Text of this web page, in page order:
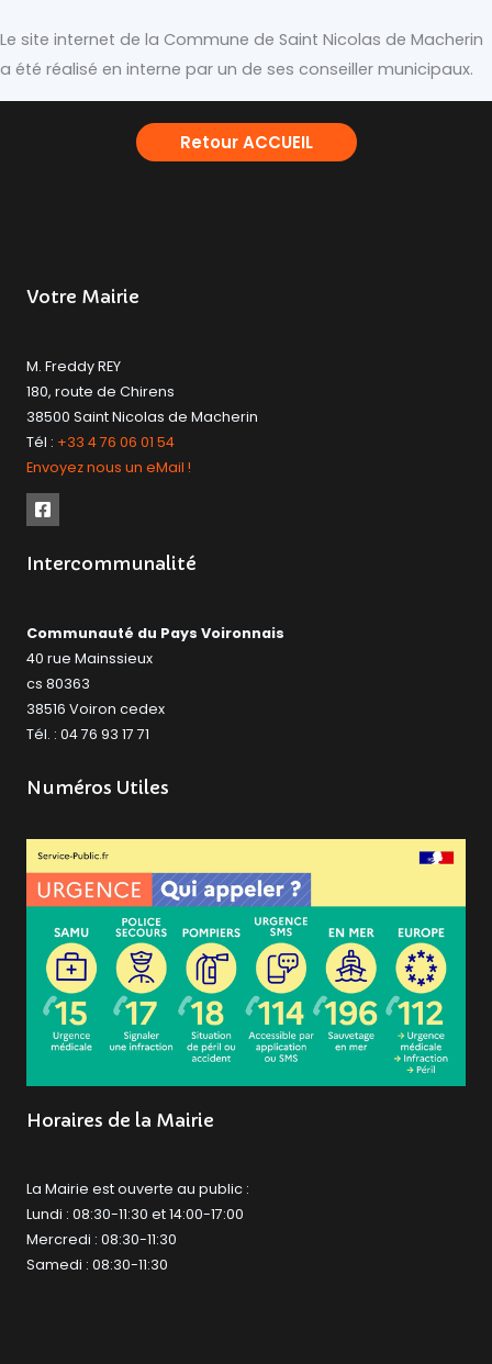
Le site internet de la Commune de Saint Nicolas de Macherin
a été réalisé en interne par un de ses conseiller municipaux.
Retour ACCUEIL
Votre Mairie
M. Freddy REY
180, route de Chirens
38500 Saint Nicolas de Macherin
Tél : +33 4 76 06 01 54
Envoyez nous un eMail !
Intercommunalité
Communauté du Pays Voironnais
40 rue Mainssieux
cs 80363
38516 Voiron cedex
Tél. : 04 76 93 17 71
Numéros Utiles
Horaires de la Mairie
La Mairie est ouverte au public :
Lundi : 08:30-11:30 et 14:00-17:00
Mercredi : 08:30-11:30
Samedi : 08:30-11:30